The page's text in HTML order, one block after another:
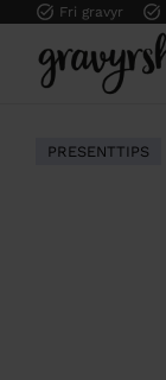
Fri gravyr
PRESENTTIPS